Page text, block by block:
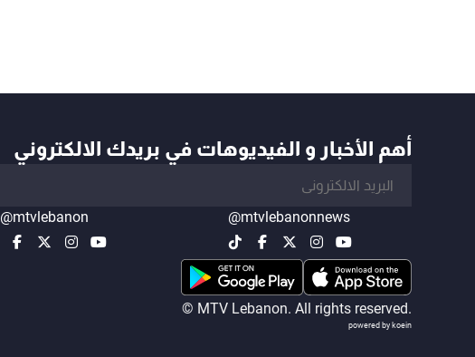
أهم الأخبار و الفيديوهات في بريدك الالكتروني
@mtvlebanonnews
@mtvlebanon
© MTV Lebanon. All rights reserved.
powered by koein